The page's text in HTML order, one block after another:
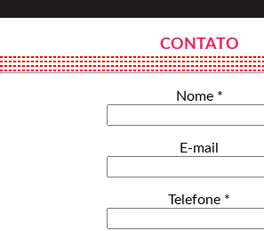
CONTATO
Nome *
E-mail
Telefone *